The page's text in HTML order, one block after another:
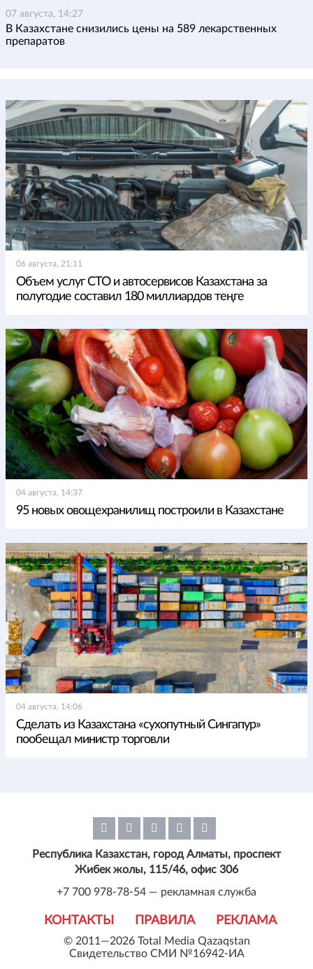
07 августа, 14:27
В Казахстане снизились цены на 589 лекарственных
препаратов
06 августа, 21:11
Объем услуг СТО и автосервисов Казахстана за
полугодие составил 180 миллиардов теңге
04 августа, 14:37
95 новых овощехранилищ построили в Казахстане
04 августа, 14:06
Сделать из Казахстана «сухопутный Сингапур»
пообещал министр торговли
© 2011—2026 Total Media Qazaqstan
Свидетельство СМИ №16942-ИА
КОНТАКТЫ ПРАВИЛА РЕКЛАМА
Республика Казахстан, город Алматы, проспект
Жибек жолы, 115/46, офис 306
+7 700 978-78-54 — рекламная служба